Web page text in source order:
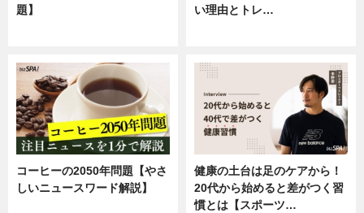
題】
い理由とトレ…
コーヒーの2050年問題【やさ
しいニュースワード解説】
健康の土台は足のケアから！
20代から始めると差がつく習
慣とは【スポーツ…